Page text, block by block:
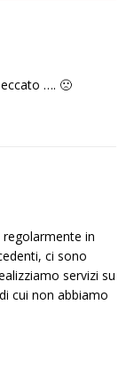
…. 🙁
in
ci sono
servizi su
cui non abbiamo